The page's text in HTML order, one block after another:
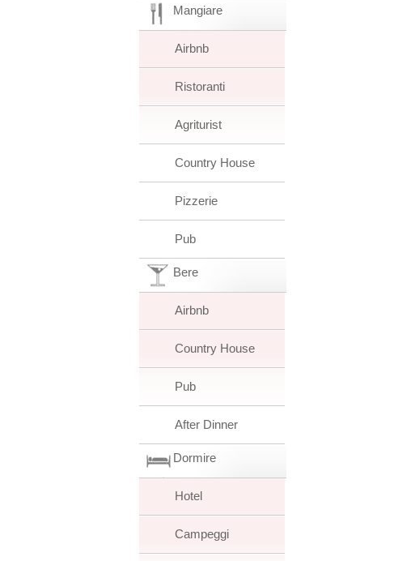
Mangiare
Airbnb
Ristoranti
Agriturist
Country House
Pizzerie
Pub
Bere
Airbnb
Country House
Pub
After Dinner
Dormire
Hotel
Campeggi